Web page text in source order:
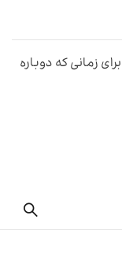
زمانی که دوباره